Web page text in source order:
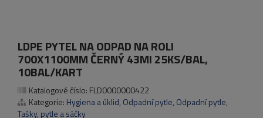
LDPE PYTEL NA ODPAD NA ROLI
700X1100MM ČERNÝ 43MI 25KS/BAL,
10BAL/KART
Katalogové číslo: FLD0000000422
Kategorie: Hygiena a úklid, Odpadní pytle, Odpadní pytle,
Tašky, pytle a sáčky